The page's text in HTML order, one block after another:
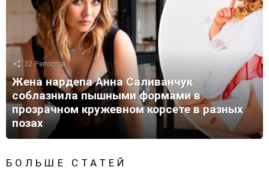
32 Репостов
Жена нардепа Анна Саливанчук
соблазнила пышными формами в
прозрачном кружевном корсете в разных
позах
БОЛЬШЕ СТАТЕЙ